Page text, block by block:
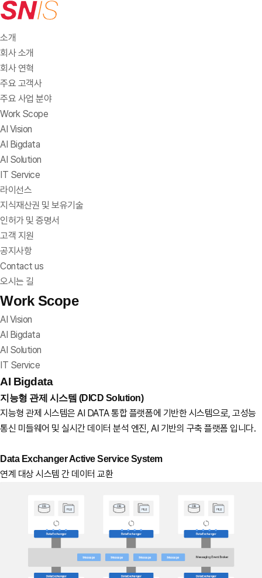
소개
회사 소개
회사 연혁
주요 고객사
주요 사업 분야
Work Scope
AI Vision
AI Bigdata
AI Solution
IT Service
라이선스
지식재산권 및 보유기술
인허가 및 증명서
고객 지원
공지사항
Contact us
오시는 길
Work Scope
AI Vision
AI Bigdata
AI Solution
IT Service
AI Bigdata
지능형 관제 시스템 (DICD Solution)
지능형 관제 시스템은 AI DATA 통합 플랫폼에 기반한 시스템으로, 고성능
통신 미들웨어 및 실시간 데이터 분석 엔진, AI 기반의 구축 플랫폼 입니다.
Data Exchanger Active Service System
연계 대상 시스템 간 데이터 교환